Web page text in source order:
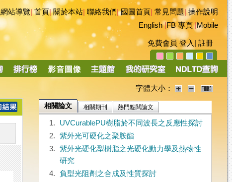
網站導覽|首頁|關於本站 聯絡我們|國圖首頁 常見問題|操作說明
English|FB 專頁|Mobile
免費會員 登入 註冊
字體大小：
相關論文 相關期刊 熱門點閱論文
1.
UVCurablePU樹脂於不同波長之反應性探討
2.
紫外光可硬化之聚胺酯
3.
紫外光硬化型樹脂之光硬化動力學及熱物性
研究
4.
負型光阻劑之合成及性質探討